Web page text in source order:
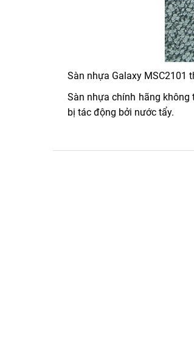
Sàn nhựa Galaxy MSC2101
Sàn nhựa chính hãng không
bị tác động bởi nước tẩy.